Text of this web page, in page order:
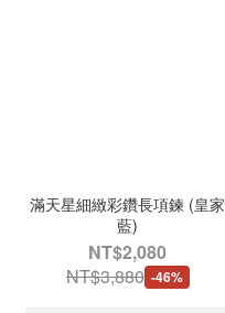
滿天星細緻彩鑽長項鍊 (皇家
藍)
NT$2,080
NT$3,880 -46%